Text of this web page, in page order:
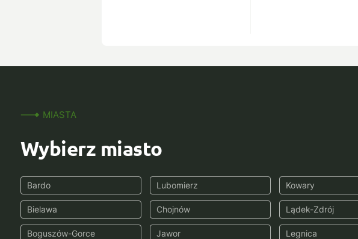
MIASTA
Wybierz miasto
Bardo
Bielawa
Boguszów-Gorce
Lubomierz
Chojnów
Jawor
Kowary
Lądek-Zdrój
Legnica